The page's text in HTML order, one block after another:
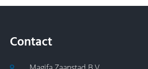
Contact